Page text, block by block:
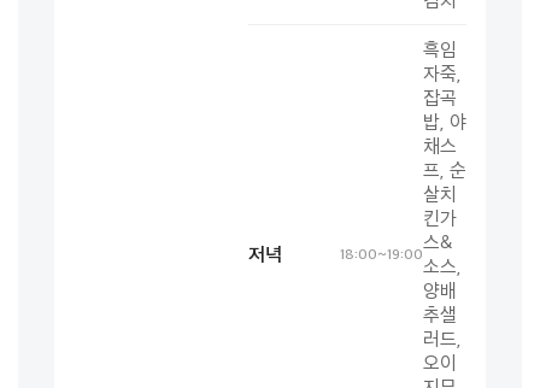
저녁 18:00~19:00
흑임
자죽,
잡곡
밥, 야
채스
프, 순
살치
킨가
스&
소스,
양배
추샐
러드,
오이